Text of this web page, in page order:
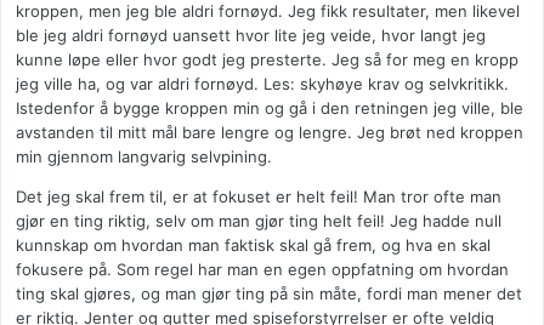
kroppen, men jeg ble aldri fornøyd. Jeg fikk resultater, men likevel
ble jeg aldri fornøyd uansett hvor lite jeg veide, hvor langt jeg
kunne løpe eller hvor godt jeg presterte. Jeg så for meg en kropp
jeg ville ha, og var aldri fornøyd. Les: skyhøye krav og selvkritikk.
Istedenfor å bygge kroppen min og gå i den retningen jeg ville, ble
avstanden til mitt mål bare lengre og lengre. Jeg brøt ned kroppen
min gjennom langvarig selvpining.
Det jeg skal frem til, er at fokuset er helt feil! Man tror ofte man
gjør en ting riktig, selv om man gjør ting helt feil! Jeg hadde null
kunnskap om hvordan man faktisk skal gå frem, og hva en skal
fokusere på. Som regel har man en egen oppfatning om hvordan
ting skal gjøres, og man gjør ting på sin måte, fordi man mener det
er riktig. Jenter og gutter med spiseforstyrrelser er ofte veldig